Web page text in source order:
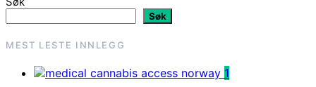
Søk
MEST LESTE INNLEGG
1